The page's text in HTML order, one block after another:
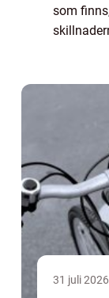
som
31 juli 2026